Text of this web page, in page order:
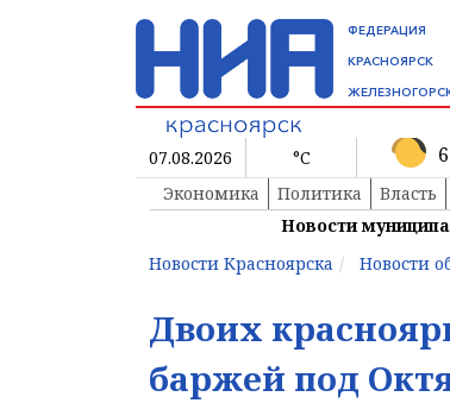
ФЕДЕРАЦИЯ
КРАСНОЯРСК
07.08.2026 °C 6
Экономика
Политика Власть
Новости
Новости Красноярска
Новости
Двоих
баржей под